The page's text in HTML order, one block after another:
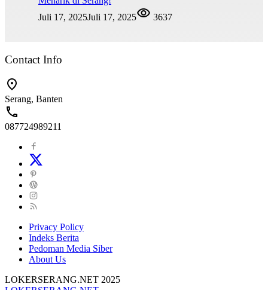
Juli 17, 2025Juli 17, 2025 3637
Contact Info
Serang, Banten
087724989211
Privacy Policy
Indeks Berita
Pedoman Media Siber
About Us
LOKERSERANG.NET 2025